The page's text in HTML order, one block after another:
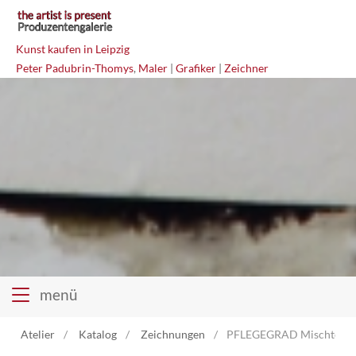
Kunst kaufen in Leipzig
Peter Padubrin-Thomys, Maler | Grafiker | Zeichner
menü
Atelier Katalog Zeichnungen PFLEGEGRAD